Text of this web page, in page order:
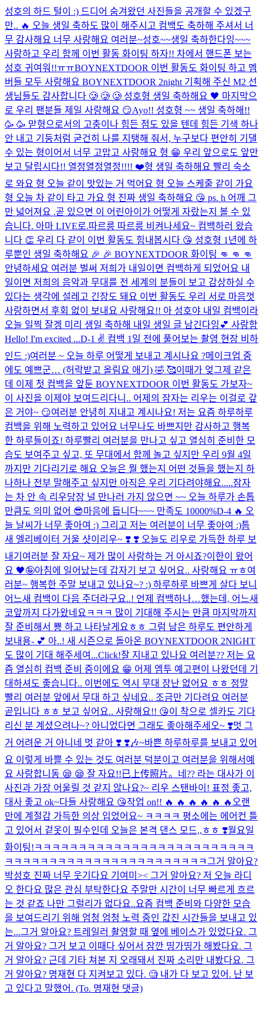
성호의 하드 털이 :) 드디어 숨겨왔던 사진들을 공개할 수 있겠구
만.. 🔥 오늘 생일 축하도 많이 해주시고 컴백도 축하해 주셔서 너
무 감사해요 너무 사랑해요 여러분~성호~~생일 축하한다잉~~~
사랑하고 우리 함께 이번 활동 화이팅 하자!! 차에서 핸드폰 보는
성호 귀여워!!ㅠㅠBOYNEXTDOOR 이번 활동도 화이팅 하고 멤
버들 모두 사랑해요 BOYNEXTDOOR 2night 기획해 주신 M2 선
생님들도 감사합니다 🥲 🥲 🥲 성호형 생일 축하해요 🖤 마지막으
로 우리 팬분들 제일 사랑해요 😏Ayo!! 성호형 ~~ 생일 축하해!!
🥳 🥳 맏형으로서의 고충이나 힘든 점도 있을 텐데 힘든 기색 하나
안 내고 기둥처럼 굳건히 나를 지탱해 줘서, 누구보다 편안히 기댈
수 있는 형이어서 너무 고맙고 사랑해요 형 😁 우리 앞으로도 앞만
보고 달립시다!! 열정열정열정!!!! ❤️형 생일 축하해요 빨리 숙소
로 와요 형 오늘 같이 맛있는 거 먹어요 형 오늘 스케줄 같이 가요
형 오늘 차 같이 타고 가요 형 진짜 생일 축하해요 😘 ps. h 어깨 그
만 넓어져요 .곧 있으면 이 어린아이가 어떻게 자랐는지 볼 수 있
습니다. 아마 LIVE로.따르릉 따르릉 비켜나세요~ 컴백하러 왔습
니다 👏 우리 다 같이 이번 활동도 힘내봅시다 😘 성호형 1년에 하
루뿐인 생일 축하해요 🎉 🎉 BOYNEXTDOOR 화이팅 👊 👊 👊
안녕하세요 여러분 벌써 저희가 내일이면 컴백하게 되었어요 내
일이면 저희의 음악과 무대를 전 세계의 분들이 보고 감상하실 수
있다는 생각에 설레고 긴장도 돼요 이번 활동도 우리 서로 마음껏
사랑하면서 후회 없이 보내요 사랑해요!! 아 성호야 내일 컴백이라
오늘 일찍 잘겡 미리 생일 축하해 내일 생일 글 남긴다잉💕 사랑함
Hello! I'm excited ...D-1 ✌️​ 컴백 1일 전에 풀어보는 촬영 현장 비하
인드 :)여러분 ~ 오늘 하루 어떻게 보내고 계시나요 ?메이크업 중
에도 예쁘군… (허락받고 올림요 애기) 🤣 🥰이때가 엊그제 같은
데 이제 첫 컴백을 앞둔 BOYNEXTDOOR 이번 활동도 가보자~
이 사진을 이제야 보여드리다니.. 어제의 잠자는 리우는 이걸로 갚
은 거야~ 😏여러분 안녕히 지내고 계시나요! 저는 요즘 하루하루
컴백을 위해 노력하고 있어요 너무나도 바쁘지만 감사하고 행복
한 하루들이죠! 하루빨리 여러분을 만나고 싶고 열심히 준비한 모
습도 보여주고 싶고, 또 무대에서 함께 놀고 싶지만 우리 9월 4일
까지만 기다리기로 해요 오늘은 뭘 했는지 어떤 것들을 했는지 하
나하나 전부 말해주고 싶지만 아직은 우리 기다려야해요.....잠자
는 차 안 속 리우당장 널 만나러 가지 않으면 ~~ 오늘 하루가 손톱
만큼도 의미 없어 😎마음에 듭니다~~~ 만족도 10000%D-4 🔥 오
늘 날씨가 너무 좋아여 :) 그리고 저는 여러분이 너무 좋아여 :)틈
새 엘리베이터 거울 샷이리우~ ❣️​ ❣️​ 오늘도 리우로 가득한 하루 보
내기 여러분 잘 자요~ 제가 많이 사랑하는 거 아시죠?이한이 왔어
요 🖤🤪아침에 일어났는데 갑자기 보고 싶어요.. 사랑해요 ㅠㅎ여
러분~ 행복한 주말 보내고 있나요~? :) 하루하루 바쁘게 살다 보니
어느새 컴백이 다음 주더라구요..! 언제 컴백하나…했는데, 어느새
코앞까지 다가왔네요ㅋㅋㅋ 많이 기대해 주시는 만큼 마지막까지
잘 준비해서 뿅 하고 나타날게요ㅎㅎ 그럼 남은 하루도 편안하게
보내용- 💕 아..! 새 시즌으로 돌아온 BOYNEXTDOOR 2NIGHT
도 많이 기대 해주세여...Click!잘 지내고 있나요 여러분?? 저는 요
즘 열심히 컴백 준비 중이에요 😁 어제 엠투 예고편이 나왔던데 기
대하셔도 좋습니다.. 이번에도 역시 무대 장난 없어요 ㅎㅎ 정말
빨리 여러분 앞에서 무대 하고 싶네요.. 조금만 기다려요 여러분
곧입니다 ㅎㅎ 보고 싶어요.. 사랑해요!! 😘이 착으로 셀카도 기다
리신 분 계셨으려나~? 아니었다면 그래도 좋아해주세오~ ❣️멋 그
거 어려운 거 아니네 멋 같아 ❣️ ❣️🎶~바쁜 하루하루를 보내고 있어
요 이렇게 바쁠 수 있는 것도 여러분 덕분이고 여러분을 위해서예
요 사랑합니동 😪 😪 잘 자요!!已上传照片。 네?? 라는 대사가 이
사진과 가장 어울릴 것 같지 않나요?~ 리우 스탠바이! 표정 좋고,
대사 좋고 ok~다들 사랑해요 😘작업 on!! 🔥 🔥 🔥 🔥 🔥 🔥 오랜
만에 계절감 가득한 의상 입었어요~ ㅋㅋㅋㅋ 평소에는 에어컨 틀
고 있어서 겉옷이 필수인데 오늘은 본격 댄스 모드,,ㅎㅎ ❣️월요일
화이팅!ㅋㅋㅋㅋㅋㅋㅋㅋㅋㅋㅋㅋㅋㅋㅋㅋㅋㅋㅋㅋㅋㅋㅋㅋㅋ
ㅋㅋㅋㅋㅋㅋㅋㅋㅋㅋㅋㅋㅋㅋㅋㅋㅋㅋㅋㅋㅋㅋㅋ그거 알아요?
박성호 진짜 너무 웃기다요 기여미>< 그거 알아요? 저 오늘 라디
오 한다요 많은 관심 부탁한다요 주말만 시간이 너무 빠르게 흐르
는 것 같죠 나만 그럴리가 없다요..요즘 컴백 준비와 다양한 모습
을 보여드리기 위해 엄청 엄청 노력 중인 값진 시간들을 보내고 있
는...그거 알아요? 트레일러 촬영할 때 옆에 베이스가 있었다요. 그
거 알아요? 그거 보고 이때다 싶어서 잠깐 띵가띵가 해봤다요. 그
거 알아요? 근데 기타 쳐본 지 오래돼서 진짜 소리만 내봤다요. 그
거 알아요? 명재현 다 지켜보고 있다. 🧐 내가 다 보고 있어. 난 보
고 있다고 말했어. (To. 명재현 댓글)